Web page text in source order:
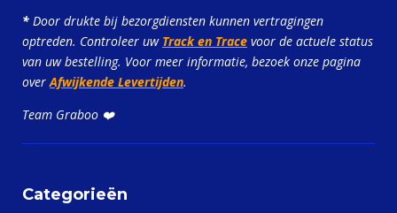
* Door drukte bij bezorgdiensten kunnen vertragingen
optreden. Controleer uw Track en Trace voor de actuele status
van uw bestelling. Voor meer informatie, bezoek onze pagina
overAfwijkende Levertijden.
Team Graboo ❤️
Categorieën